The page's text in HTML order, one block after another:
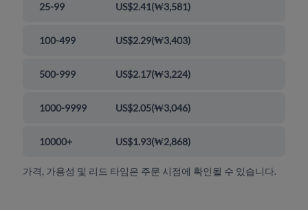
25-99 US$2.41(₩3,581)
100-499 US$2.29(₩3,403)
500-999 US$2.17(₩3,224)
1000-9999 US$2.05(₩3,046)
10000+ US$1.93(₩2,868)
가격, 가용성 및 리드 타임은 주문 시점에 확인될 수 있습니다.